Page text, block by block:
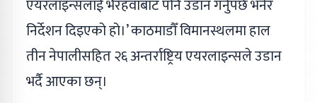
एयरलाइन्सलाई भैरहवाबाट पनि उडान गर्नुपर्छ भनेर
निर्देशन दिइएको हो।’ काठमाडौँ विमानस्थलमा हाल
तीन नेपालीसहित २६ अन्तर्राष्ट्रिय एयरलाइन्सले उडान
भर्दै आएका छन्।